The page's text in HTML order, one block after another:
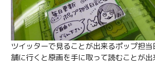
ツイッターで見ることが出来るポップ担
舗に行くと原画を手に取って読むことが出